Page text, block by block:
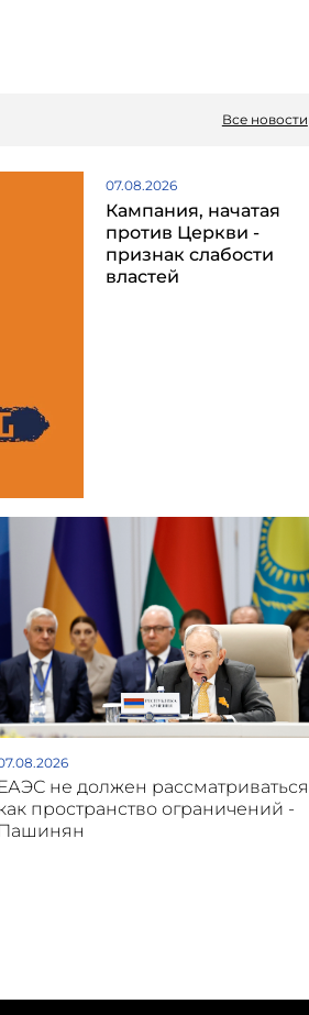
Все новости
07.08.2026
Кампания, начатая
против Церкви -
признак слабости
властей
ЕАЭС не должен рассматриваться
пространство ограничений -
Пашинян